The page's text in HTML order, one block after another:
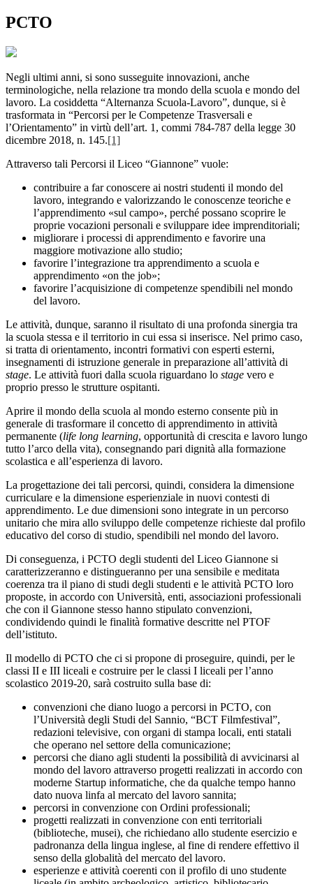
PCTO
Negli ultimi anni, si sono susseguite innovazioni, anche
terminologiche, nella relazione tra mondo della scuola e mondo del
lavoro. La cosiddetta “Alternanza Scuola-Lavoro”, dunque, si è
trasformata in “Percorsi per le Competenze Trasversali e
l’Orientamento” in virtù dell’art. 1, commi 784-787 della legge 30
dicembre 2018, n. 145.[1]
Attraverso tali Percorsi il Liceo “Giannone” vuole:
contribuire a far conoscere ai nostri studenti il mondo del
lavoro, integrando e valorizzando le conoscenze teoriche e
l’apprendimento «sul campo», perché possano scoprire le
proprie vocazioni personali e sviluppare idee imprenditoriali;
migliorare i processi di apprendimento e favorire una
maggiore motivazione allo studio;
favorire l’integrazione tra apprendimento a scuola e
apprendimento «on the job»;
favorire l’acquisizione di competenze spendibili nel mondo
del lavoro.
Le attività, dunque, saranno il risultato di una profonda sinergia tra
la scuola stessa e il territorio in cui essa si inserisce. Nel primo caso,
si tratta di orientamento, incontri formativi con esperti esterni,
insegnamenti di istruzione generale in preparazione all’attività di
stage. Le attività fuori dalla scuola riguardano lo stage vero e
proprio presso le strutture ospitanti.
Aprire il mondo della scuola al mondo esterno consente più in
generale di trasformare il concetto di apprendimento in attività
permanente (life long learning, opportunità di crescita e lavoro lungo
tutto l’arco della vita), consegnando pari dignità alla formazione
scolastica e all’esperienza di lavoro.
La progettazione dei tali percorsi, quindi, considera la dimensione
curriculare e la dimensione esperienziale in nuovi contesti di
apprendimento. Le due dimensioni sono integrate in un percorso
unitario che mira allo sviluppo delle competenze richieste dal profilo
educativo del corso di studio, spendibili nel mondo del lavoro.
Di conseguenza, i PCTO degli studenti del Liceo Giannone si
caratterizzeranno e distingueranno per una sensibile e meditata
coerenza tra il piano di studi degli studenti e le attività PCTO loro
proposte, in accordo con Università, enti, associazioni professionali
che con il Giannone stesso hanno stipulato convenzioni,
condividendo quindi le finalità formative descritte nel PTOF
dell’istituto.
Il modello di PCTO che ci si propone di proseguire, quindi, per le
classi II e III liceali e costruire per le classi I liceali per l’anno
scolastico 2019-20, sarà costruito sulla base di:
convenzioni che diano luogo a percorsi in PCTO, con
l’Università degli Studi del Sannio, “BCT Filmfestival”,
redazioni televisive, con organi di stampa locali, enti statali
che operano nel settore della comunicazione;
percorsi che diano agli studenti la possibilità di avvicinarsi al
mondo del lavoro attraverso progetti realizzati in accordo con
moderne Startup informatiche, che da qualche tempo hanno
dato nuova linfa al mercato del lavoro sannita;
percorsi in convenzione con Ordini professionali;
progetti realizzati in convenzione con enti territoriali
(biblioteche, musei), che richiedano allo studente esercizio e
padronanza della lingua inglese, al fine di rendere effettivo il
senso della globalità del mercato del lavoro.
esperienze e attività coerenti con il profilo di uno studente